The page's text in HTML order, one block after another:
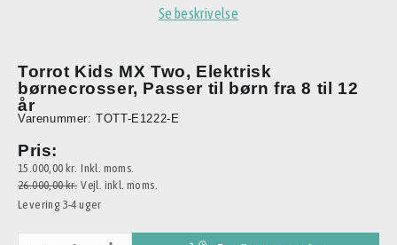
Se beskrivelse
Torrot Kids MX Two, Elektrisk
børnecrosser, Passer til børn fra 8 til 12
år
Varenummer: TOTT-E1222-E
Pris:
15.000,00 kr. Inkl. moms.
26.000,00 kr. Vejl. inkl. moms.
Levering 3-4 uger